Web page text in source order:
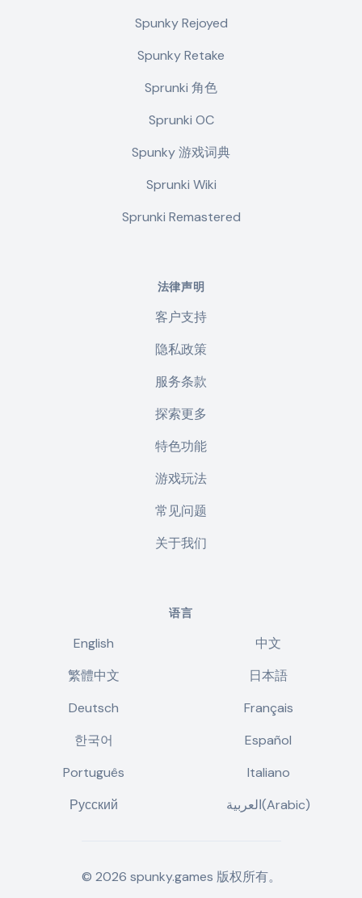
Spunky Rejoyed
Spunky Retake
Sprunki 角色
Sprunki OC
Spunky 游戏词典
Sprunki Wiki
Sprunki Remastered
法律声明
客户支持
隐私政策
服务条款
探索更多
特色功能
游戏玩法
常见问题
关于我们
语言
English
中文
繁體中文
日本語
Deutsch
Français
한국어
Español
Português
Italiano
Русский
العربية(Arabic)
© 2026 spunky.games 版权所有。